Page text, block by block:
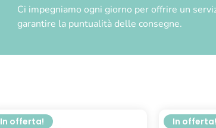
Ci impegniamo ogni giorno per offrire un
garantire la puntualità delle consegne.
In offerta! In offerta!